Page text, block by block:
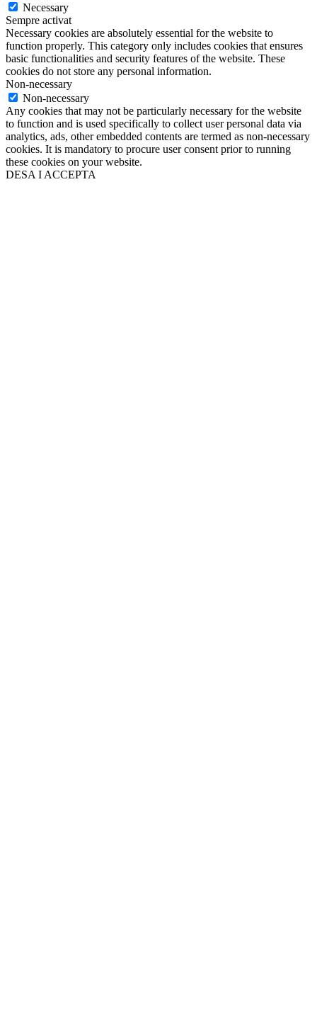
Necessary
Sempre activat
Necessary cookies are absolutely essential for the website to
function properly. This category only includes cookies that ensures
basic functionalities and security features of the website. These
cookies do not store any personal information.
Non-necessary
Non-necessary
Any cookies that may not be particularly necessary for the website
to function and is used specifically to collect user personal data via
analytics, ads, other embedded contents are termed as non-necessary
cookies. It is mandatory to procure user consent prior to running
these cookies on your website.
DESA I ACCEPTA